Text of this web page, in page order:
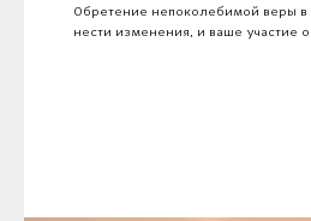
Обретение непоколебимой веры в
нести изменения, и ваше участие